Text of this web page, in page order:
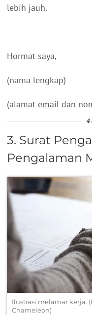
lebih jauh.
Hormat saya,
(nama lengkap)
(alamat email dan
4
3. Surat
Pengalaman
Ilustrasi melamar kerja.
Chameleon)